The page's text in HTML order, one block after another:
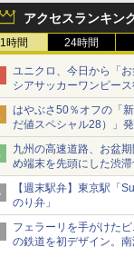
アクセスランキン
1時間 24時間
ユニクロ、今日から「
シアサッカーワンピー
ショーツは1990円に
はやぶさ50％オフの「
だ値スペシャル28）」
ねっと限定
九州の高速道路、お盆
め端末を先頭にした渋
回は料金調整を実施
【週末駅弁】東京駅「
のり弁」
フェラーリを手がけた
の鉄道を初デザイン。